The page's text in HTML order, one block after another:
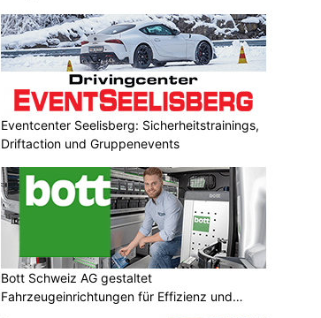
Eventcenter Seelisberg: Sicherheitstrainings,
Driftaction und Gruppenevents
Bott Schweiz AG gestaltet
Fahrzeugeinrichtungen für Effizienz und